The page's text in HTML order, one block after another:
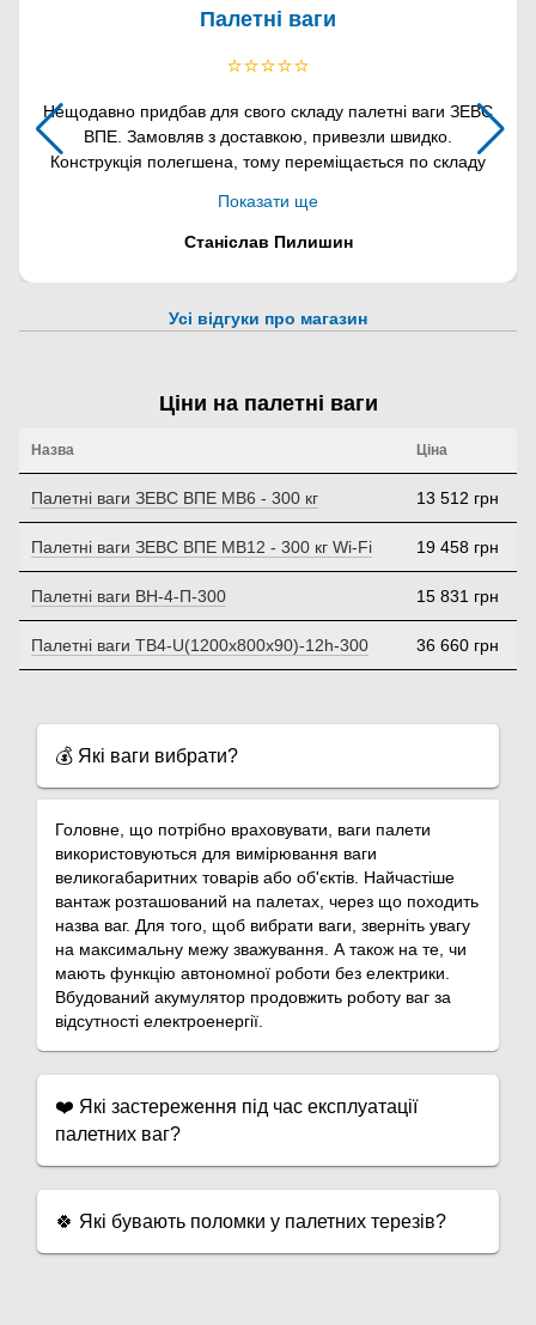
Палетні ваги
⭐⭐⭐⭐⭐
Нещодавно придбав для свого складу палетні ваги ЗЕВС
ВПЕ. Замовляв з доставкою, привезли швидко.
Конструкція полегшена, тому переміщається по складу
керуванні. Дякую за допомогу у виборі!
Показати ще
Станіслав Пилишин
Усі відгуки про магазин
Ціни на палетні ваги
Назва Ціна
Палетні ваги ЗЕВС ВПЕ МВ6 - 300 кг 13 512 грн
Палетні ваги ЗЕВС ВПЕ МВ12 - 300 кг Wi-Fi 19 458 грн
Палетні ваги ВН-4-П-300 15 831 грн
Палетні ваги ТВ4-U(1200х800х90)-12h-300 36 660 грн
💰 Які ваги вибрати?
Головне, що потрібно враховувати, ваги палети
використовуються для вимірювання ваги
великогабаритних товарів або об'єктів. Найчастіше
вантаж розташований на палетах, через що походить
назва ваг. Для того, щоб вибрати ваги, зверніть увагу
на максимальну межу зважування. А також на те, чи
мають функцію автономної роботи без електрики.
Вбудований акумулятор продовжить роботу ваг за
відсутності електроенергії.
❤️ Які застереження під час експлуатації
палетних ваг?
🍀 Які бувають поломки у палетних терезів?